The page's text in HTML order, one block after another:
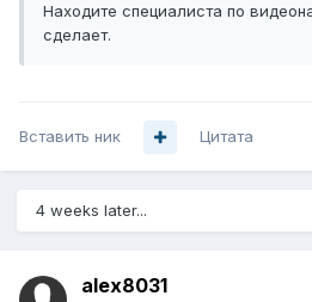
Находите специалиста по
сделает.
Вставить ник Цитата
4 weeks later...
alex8031